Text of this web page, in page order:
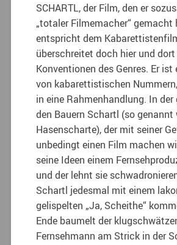
SCHARTL, der Film, den er
„totaler Filmemacher“ gemacht
entspricht dem
überschreitet doch hier und
Konventionen des Genres. Er ist
von kabarettistischen
in eine Rahmenhandlung. In der
den Bauern Schartl (so genannt
Hasenscharte), der mit seiner
unbedingt einen Film machen
seine Ideen einem
und der lehnt sie
Schartl jedesmal mit einem
gelispelten „Ja, Scheithe“
Ende baumelt der
Fernsehmann am Strick in der